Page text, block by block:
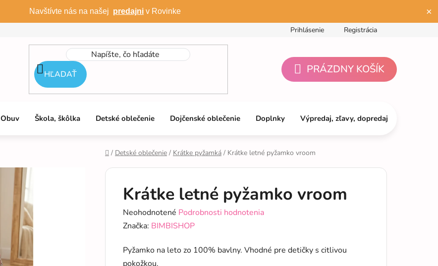
Navštívte nás na našej predajni v Rovinke ×
Prihlásenie Registrácia
HĽADAŤ
NÁKUPNÝ
PRÁZDNY KOŠÍK
Obuv Škola, škôlka Detské oblečenie Dojčenské oblečenie Doplnky Výpredaj, zľavy, dopredaj
/ Detské oblečenie / Krátke pyžamká / Krátke letné pyžamko vroom
Krátke letné pyžamko vroom
Priemerné
hodnotenie
je
Neohodnotené Podrobnosti hodnotenia
Značka: BIMBISHOP
Pyžamko na leto zo 100% bavlny. Vhodné pre detičky s citlivou
pokožkou.